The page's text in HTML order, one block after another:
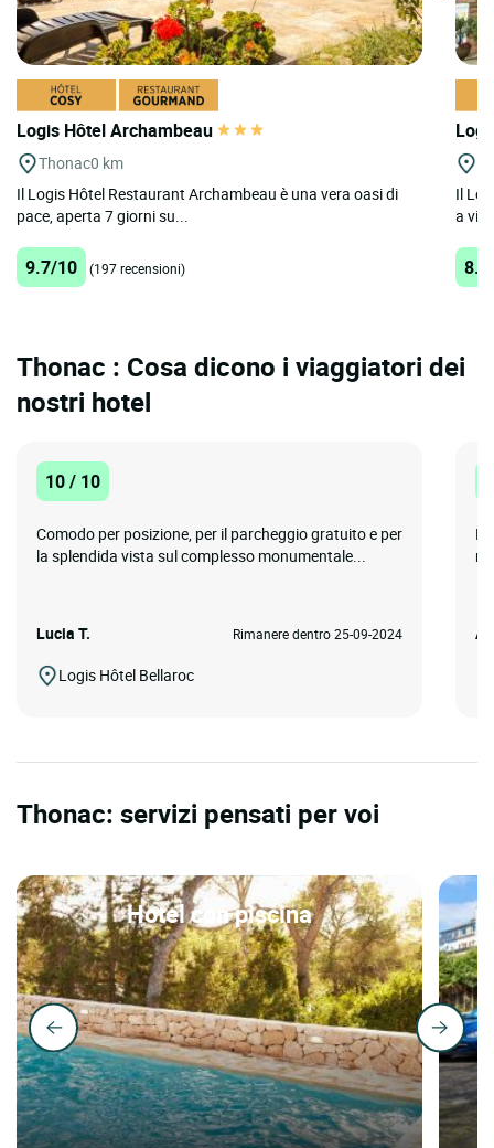
Logis Hôtel Archambeau
Thonac0 km
Il Logis Hôtel Restaurant Archambeau è una vera oasi di
pace, aperta 7 giorni su...
9.7/10 (197 recensioni)
Il
a
Thonac : Cosa dicono i viaggiatori dei
nostri hotel
10 / 10
Comodo per posizione, per il parcheggio gratuito e per
la splendida vista sul complesso monumentale...
Lucia T. Rimanere dentro 25-09-2024
Logis Hôtel Bellaroc
Thonac: servizi pensati per voi
Hotel con piscina